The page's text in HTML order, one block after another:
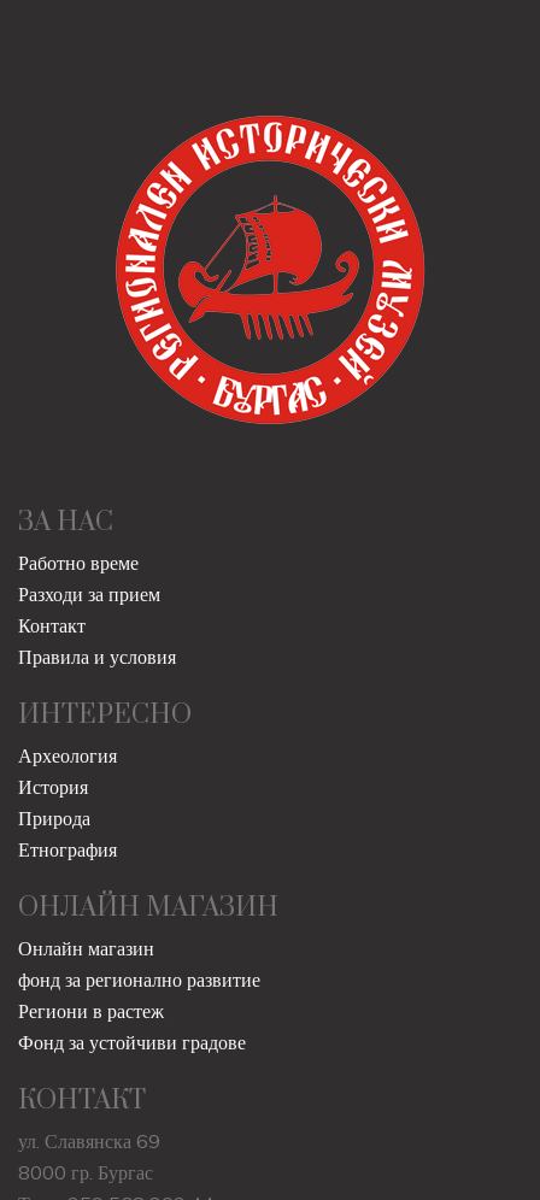
ЗА НАС
Работно време
Разходи за прием
Контакт
Правила и условия
ИНТЕРЕСНО
Археология
История
Природа
Етнография
ОНЛАЙН МАГАЗИН
Онлайн магазин
фонд за регионално развитие
Региони в растеж
Фонд за устойчиви градове
КОНТАКТ
ул. Славянска 69
8000 гр. Бургас